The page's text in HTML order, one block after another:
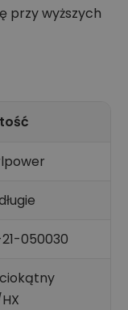
przy wyższych
050030